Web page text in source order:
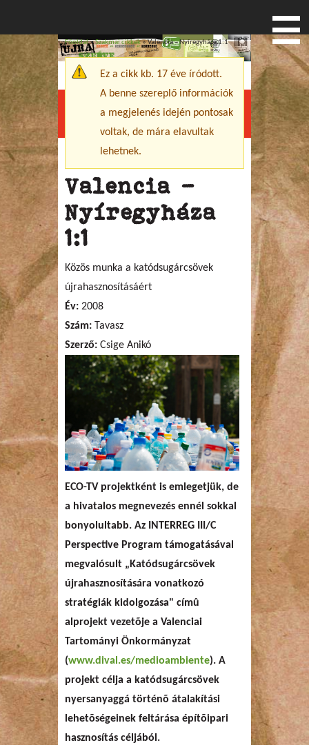
Menu
Jelenlegi hely
Főoldal»Szakmai cikkek» Valencia – Nyíregyháza 1:1
Figyelmeztető üzenet
Ez a cikk kb. 17 éve íródott.
A benne szereplő információk
a megjelenés idején pontosak
voltak, de mára elavultak
lehetnek.
Valencia –
Nyíregyháza
1:1
Közös munka a katódsugárcsövek
újrahasznosításáért
Év: 2008
Szám: Tavasz
Szerző: Csige Anikó
ECO-TV projektként is emlegetjük, de
a hivatalos megnevezés ennél sokkal
bonyolultabb. Az INTERREG III/C
Perspective Program támogatásával
megvalósult „Katódsugárcsövek
újrahasznosítására vonatkozó
stratégiák kidolgozása" címû
alprojekt vezetõje a Valenciai
Tartományi Önkormányzat
(www.dival.es/medioambiente). A
projekt célja a katódsugárcsövek
nyersanyaggá történõ átalakítási
lehetõségeinek feltárása építõipari
hasznosítás céljából.